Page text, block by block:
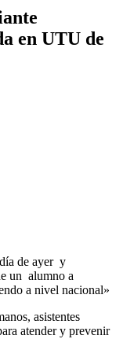
en UTU de
de ayer y
un alumno a
a nivel nacional»
asistentes
atender y prevenir